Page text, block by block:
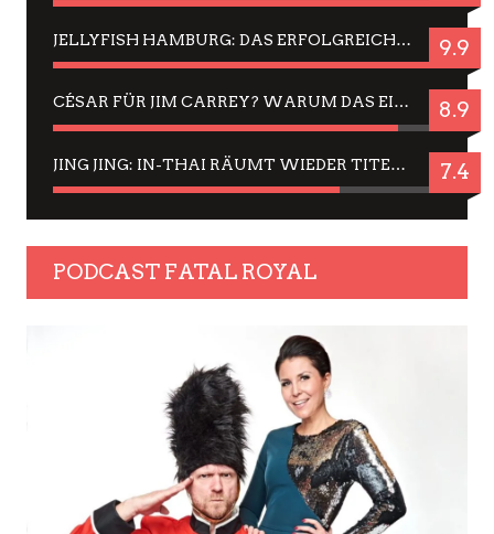
JELLYFISH HAMBURG: DAS ERFOLGREICHE SOMMER-MENÜ 2025 IN GEFÜHLEN UND BILDERN 9.9
CÉSAR FÜR JIM CARREY? WARUM DAS EINER DER NERVIGSTEN ACTORS IST UND BLEIBT 8.9
JING JING: IN-THAI RÄUMT WIEDER TITEL AB – EIN ZWEI-STUNDEN-ERLEBNISBERICHT 7.4
PODCAST FATAL ROYAL